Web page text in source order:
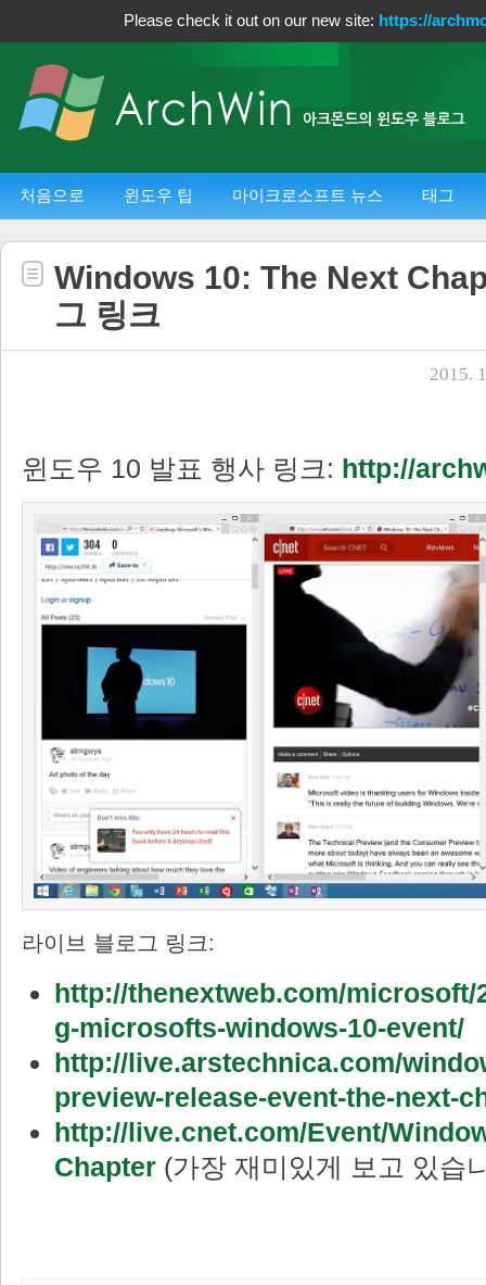
Please check it out on our new site: https://
처음으로 윈도우 팁 마이크로소프트 뉴스 태그
Windows 10: The Next
그 링크
2015.
윈도우 10 발표 행사 링크: http://
라이브 블로그 링크:
http://thenextweb.com/microsoft/
g-microsofts-windows-10-event/
http://live.arstechnica.com/
preview-release-event-the-next-
http://live.cnet.com/Event/
Chapter (가장 재미있게 보고 있습